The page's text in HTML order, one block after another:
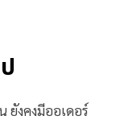
ยังคงมีออเดอร์